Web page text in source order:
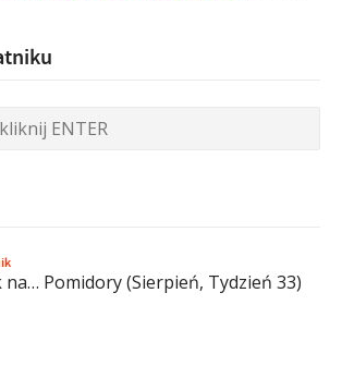
na… Pomidory (Sierpień, Tydzień 33)